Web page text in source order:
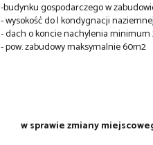
-budynku gospodarczego w
- wysokość do I kondygnacji
- dach o koncie nachylenia minimum
- pow. zabudowy maksymalnie 60m2
w sprawie zmiany